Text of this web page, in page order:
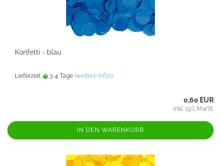
Konfetti - blau
Lieferzeit: 3-4 Tage (weitere Infos)
0,60 EUR
inkl. 19% MwSt.
IN DEN WARENKORB